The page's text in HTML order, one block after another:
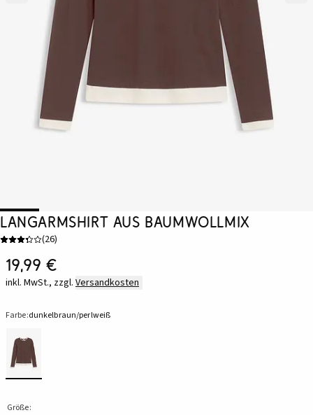
Langarmshirt aus Baumwollmix
(26)
19,99 €
inkl. MwSt., zzgl. Versandkosten
Farbe:dunkelbraun/perlweiß
Größe: